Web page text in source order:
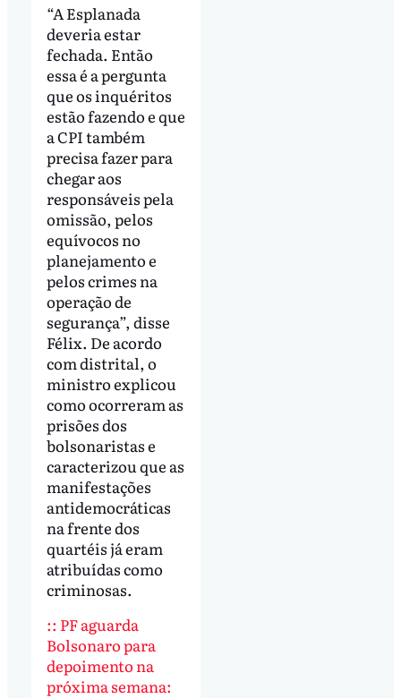
“A Esplanada
deveria estar
fechada. Então
essa é a pergunta
que os inquéritos
estão fazendo e que
a CPI também
precisa fazer para
chegar aos
responsáveis pela
omissão, pelos
equívocos no
planejamento e
pelos crimes na
operação de
segurança”, disse
Félix. De acordo
com distrital, o
ministro explicou
como ocorreram as
prisões dos
bolsonaristas e
caracterizou que as
manifestações
antidemocráticas
na frente dos
quartéis já eram
atribuídas como
criminosas.
:: PF aguarda
Bolsonaro para
depoimento na
próxima semana: